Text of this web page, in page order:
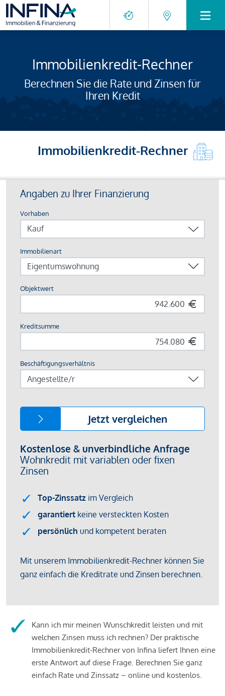
Immobilienkredit-Rechner
Berechnen Sie die Rate und Zinsen für
Ihren Kredit
Immobilienkredit-Rechner
Kann ich mir meinen Wunschkredit leisten und mit
welchen Zinsen muss ich rechnen? Der praktische
Immobilienkredit-Rechner von Infina liefert Ihnen eine
erste Antwort auf diese Frage. Berechnen Sie ganz
einfach Rate und Zinssatz – online und kostenlos.